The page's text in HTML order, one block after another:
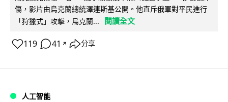
傷，影片由烏克蘭總統澤連斯基公開。他直斥俄軍對平民進行
「狩獵式」攻擊，烏克蘭...
閱讀全文
119 41 ↗ 分享
人工智能